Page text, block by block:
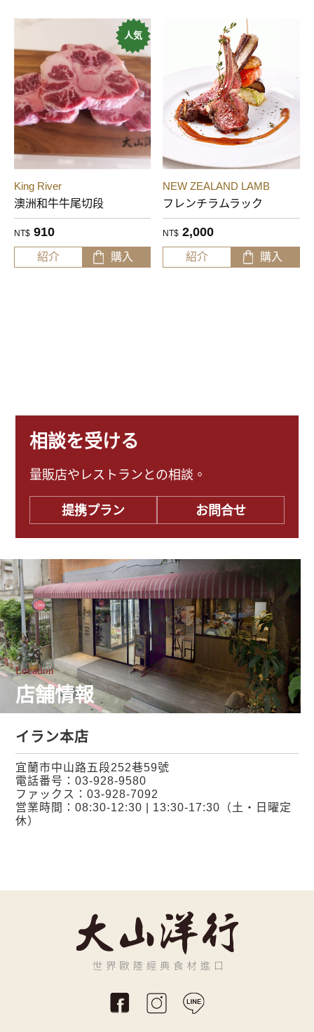
人気
King River
澳洲和牛牛尾切段
NT$ 910
紹介 購入
NEW ZEALAND LAMB
フレンチラムラック
NT$ 2,000
紹介 購入
相談を受ける
量販店やレストランとの相談。
お問合せ
提携プラン
Location
店舗情報
イラン本店
宜蘭市中山路五段252巷59號
電話番号：03-928-9580
ファックス：03-928-7092
営業時間：08:30-12:30 | 13:30-17:30（土・日曜定
休）